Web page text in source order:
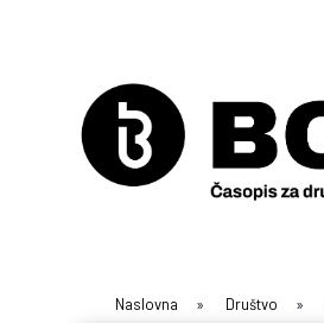
Naslovna » Društvo »